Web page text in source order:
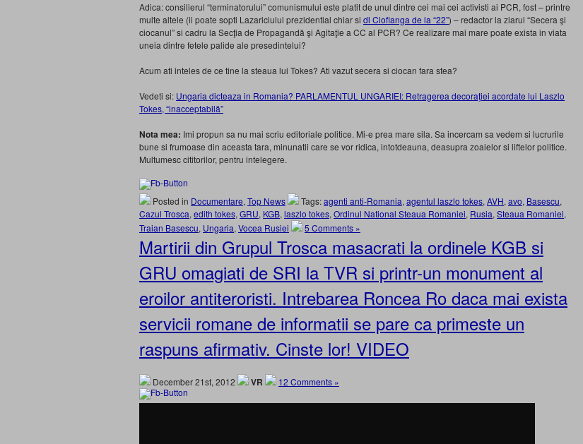
Adica: consilierul “terminatorului” comunismului este platit de unul dintre cei mai cei activisti ai PCR, fost – printre
multe altele (ii poate sopti Lazariciului prezidential chiar si dl Cioflanga de la “22”) – redactor la ziarul “Secera şi
ciocanul” si cadru la Secţia de Propagandă şi Agitaţie a CC al PCR? Ce realizare mai mare poate exista in viata
uneia dintre fetele palide ale presedintelui?
Acum ati inteles de ce tine la steaua lui Tokes? Ati vazut secera si ciocan fara stea?
Vedeti si: Ungaria dicteaza in Romania? PARLAMENTUL UNGARIEI: Retragerea decoraţiei acordate lui Laszlo
Tokes, “inacceptabilă”
Nota mea: Imi propun sa nu mai scriu editoriale politice. Mi-e prea mare sila. Sa incercam sa vedem si lucrurile
bune si frumoase din aceasta tara, minunatii care se vor ridica, intotdeauna, deasupra zoaielor si liftelor politice.
Multumesc cititorilor, pentru intelegere.
Posted in Documentare, Top News Tags:agenti anti-Romania, agentul laszlo tokes, AVH, avo, Basescu,
Cazul Trosca, edith tokes, GRU, KGB, laszlo tokes, Ordinul National Steaua Romaniei, Rusia, Steaua Romaniei,
Traian Basescu, Ungaria, Vocea Rusiei 5 Comments »
Martirii din Grupul Trosca masacrati la ordinele KGB si
GRU omagiati de SRI la TVR si printr-un monument al
eroilor antiteroristi. Intrebarea Roncea Ro daca mai exista
servicii romane de informatii se pare ca primeste un
raspuns afirmativ. Cinste lor! VIDEO
December 21st, 2012 VR 12 Comments »